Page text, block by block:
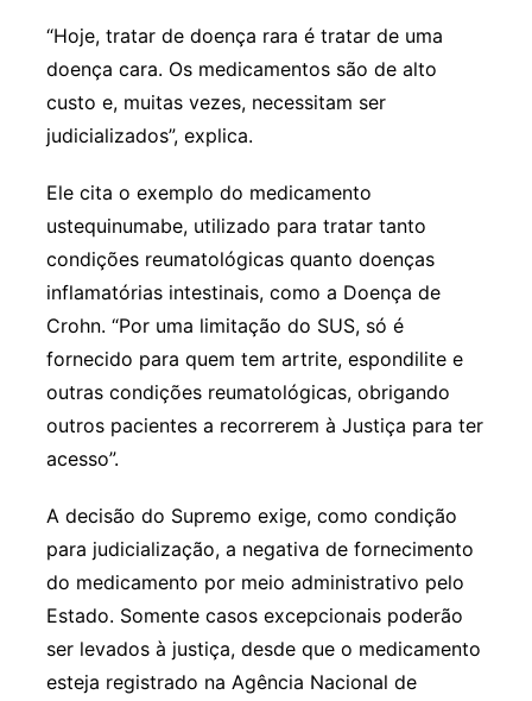
“Hoje, tratar de doença rara é tratar de uma
doença cara. Os medicamentos são de alto
custo e, muitas vezes, necessitam ser
judicializados”, explica.
Ele cita o exemplo do medicamento
ustequinumabe, utilizado para tratar tanto
condições reumatológicas quanto doenças
inflamatórias intestinais, como a Doença de
Crohn. “Por uma limitação do SUS, só é
fornecido para quem tem artrite, espondilite e
outras condições reumatológicas, obrigando
outros pacientes a recorrerem à Justiça para ter
acesso”.
A decisão do Supremo exige, como condição
para judicialização, a negativa de fornecimento
do medicamento por meio administrativo pelo
Estado. Somente casos excepcionais poderão
ser levados à justiça, desde que o medicamento
esteja registrado na Agência Nacional de